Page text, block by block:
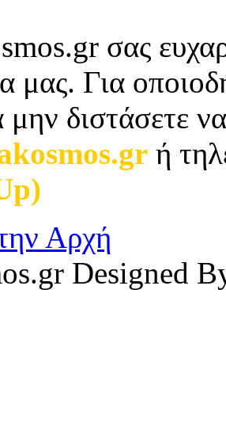
σας
μας. Για
διστάσετε
ή
Αρχή
Designed